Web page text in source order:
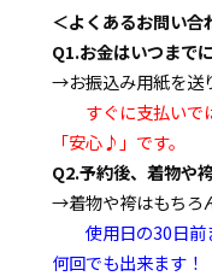
＜よくあるお問い合
Q1.お金はいつまで
→お振込み用紙を送
すぐに支払いで
「安心♪」です。
Q2.予約後、着物や
→着物や袴はもちろ
使用日の30日前
何回でも出来ます！